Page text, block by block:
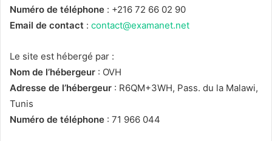
Numéro de téléphone : +216 72 66 02 90
Email de contact : contact@examanet.net
Le site est hébergé par :
Nom de l’hébergeur : OVH
Adresse de l’hébergeur : R6QM+3WH, Pass. du la Malawi,
Tunis
Numéro de téléphone : 71 966 044